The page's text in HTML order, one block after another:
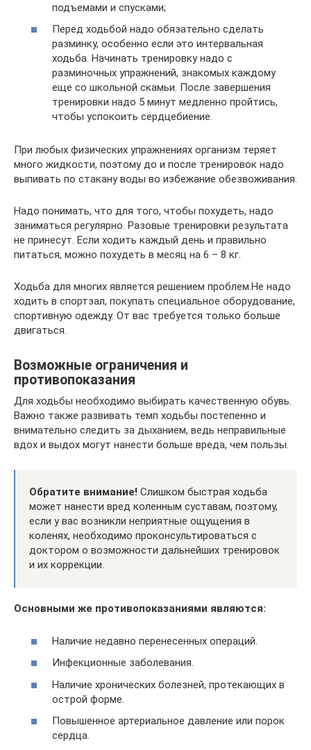
подъемами и спусками;
Перед ходьбой надо обязательно сделать
разминку, особенно если это интервальная
ходьба. Начинать тренировку надо с
разминочных упражнений, знакомых каждому
еще со школьной скамьи. После завершения
тренировки надо 5 минут медленно пройтись,
чтобы успокоить сердцебиение.
При любых физических упражнениях организм теряет
много жидкости, поэтому до и после тренировок надо
выпивать по стакану воды во избежание обезвоживания.
Надо понимать, что для того, чтобы похудеть, надо
заниматься регулярно. Разовые тренировки результата
не принесут. Если ходить каждый день и правильно
питаться, можно похудеть в месяц на 6 – 8 кг.
Ходьба для многих является решением проблем.Не надо
ходить в спортзал, покупать специальное оборудование,
спортивную одежду. От вас требуется только больше
двигаться.
Возможные ограничения и
противопоказания
Для ходьбы необходимо выбирать качественную обувь.
Важно также развивать темп ходьбы постепенно и
внимательно следить за дыханием, ведь неправильные
вдох и выдох могут нанести больше вреда, чем пользы.
Обратите внимание! Слишком быстрая ходьба
может нанести вред коленным суставам, поэтому,
если у вас возникли неприятные ощущения в
коленях, необходимо проконсультироваться с
доктором о возможности дальнейших тренировок
и их коррекции.
Основными же противопоказаниями являются:
Наличие недавно перенесенных операций.
Инфекционные заболевания.
Наличие хронических болезней, протекающих в
острой форме.
Повышенное артериальное давление или порок
сердца.